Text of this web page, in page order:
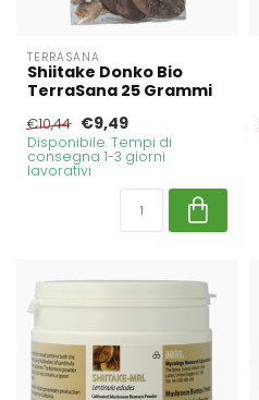
TERRASANA
Shiitake Donko Bio
TerraSana 25 Grammi
€10,44 €9,49
Disponibile. Tempi di
consegna 1-3 giorni
lavorativi